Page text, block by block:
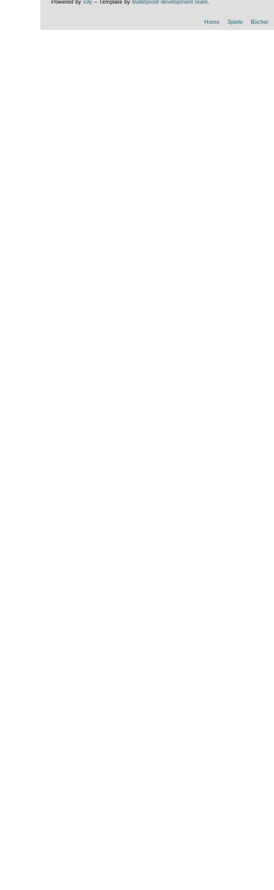
Powered by s9y– Template by Bulletproof development team
Home Spiele Bücher